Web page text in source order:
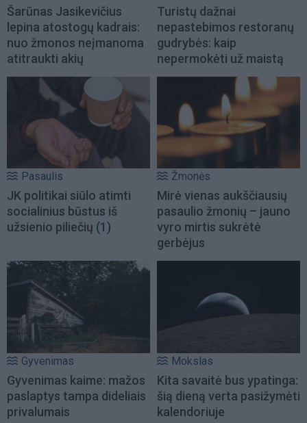
Šarūnas Jasikevičius
lepina atostogų kadrais:
nuo žmonos neįmanoma
atitraukti akių
Turistų dažnai
nepastebimos restoranų
gudrybės: kaip
nepermokėti už maistą
Pasaulis
JK politikai siūlo atimti
socialinius būstus iš
užsienio piliečių (1)
Žmonės
Mirė vienas aukščiausių
pasaulio žmonių – jauno
vyro mirtis sukrėtė
gerbėjus
Gyvenimas
Gyvenimas kaime: mažos
paslaptys tampa dideliais
privalumais
Mokslas
Kita savaitė bus ypatinga:
šią dieną verta pasižymėti
kalendoriuje